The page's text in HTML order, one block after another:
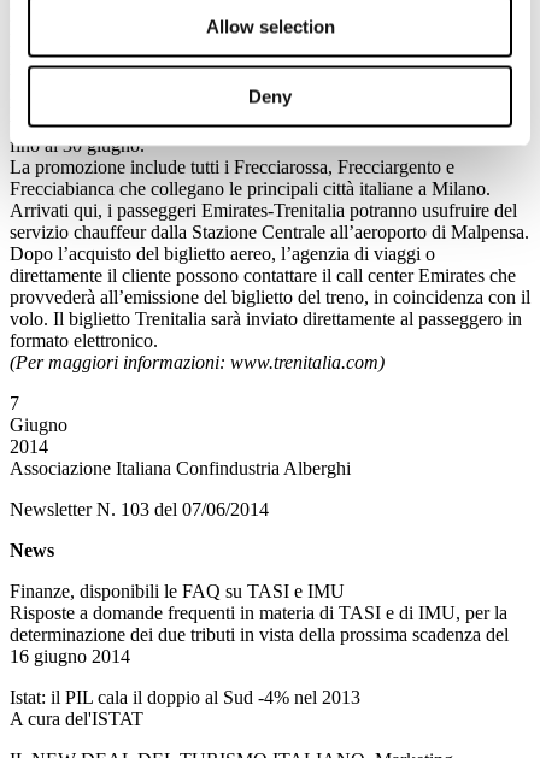
Allow selection
Deny
Emirates e Trenitalia hanno lanciato l’iniziativa che rende sempre
più forte l’integrazione treno – aereo. Ai clienti che scelgono
Emirates per volare in Business Class e First Class tra Milano e New
ritorno con le Frecce Trenitalia da e per Milano, coincidenti con il
volo scelto da Malpensa. I biglietti treno più aereo sono in vendita
fino al 30 giugno.
La promozione include tutti i Frecciarossa, Frecciargento e
Frecciabianca che collegano le principali città italiane a Milano.
Arrivati qui, i passeggeri Emirates-Trenitalia potranno usufruire del
servizio chauffeur dalla Stazione Centrale all’aeroporto di Malpensa.
Dopo l’acquisto del biglietto aereo, l’agenzia di viaggi o
direttamente il cliente possono contattare il call center Emirates che
provvederà all’emissione del biglietto del treno, in coincidenza con il
volo. Il biglietto Trenitalia sarà inviato direttamente al passeggero in
formato elettronico.
(Per maggiori informazioni: www.trenitalia.com)
7
Giugno
2014
Associazione Italiana Confindustria Alberghi
Newsletter N. 103 del 07/06/2014
News
Finanze, disponibili le FAQ su TASI e IMU
Risposte a domande frequenti in materia di TASI e di IMU, per la
determinazione dei due tributi in vista della prossima scadenza del
16 giugno 2014
Istat: il PIL cala il doppio al Sud -4% nel 2013
A cura del'ISTAT